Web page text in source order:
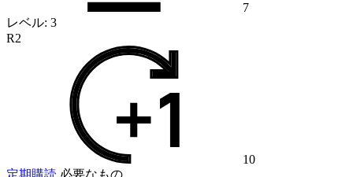
7
レベル: 3
R2
10